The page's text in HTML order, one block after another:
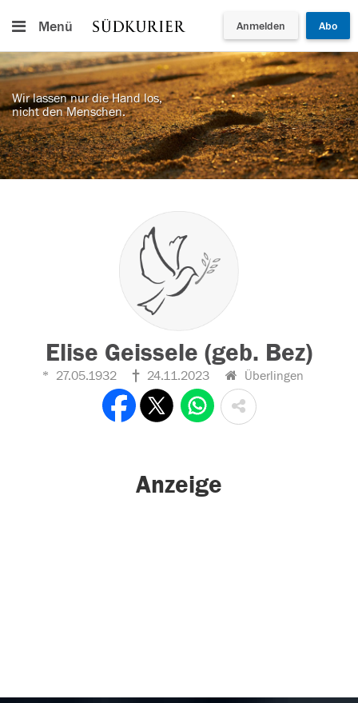
Menü Anmelden Abo
Wir lassen nur die Hand los,
nicht den Menschen.
Elise Geissele (geb. Bez)
27.05.1932 24.11.2023 Überlingen
Anzeige